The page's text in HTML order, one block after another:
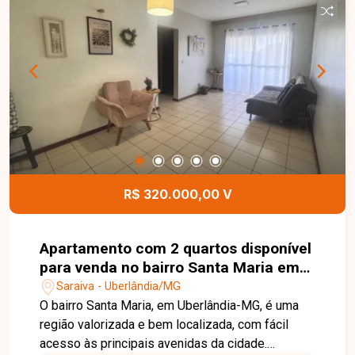
praticidade para o dia a dia. A água e a taxa de
condomínio já estão inclusas no valor do aluguel,
garantindo mais economia e comodidade para o
agende sua visita. Nossa equipe está pronta para
apresentar todos os detalhes deste imóvel e
ajudar você a encontrar o imóvel ideal para morar
com conforto e tranquilidade
R$ 320.000,00 V
Apartamento com 2 quartos disponível
para venda no bairro Santa Maria em
Uberlândia-MG
Saraiva - Uberlândia/MG
O bairro Santa Maria, em Uberlândia-MG, é uma
região valorizada e bem localizada, com fácil
acesso às principais avenidas da cidade.